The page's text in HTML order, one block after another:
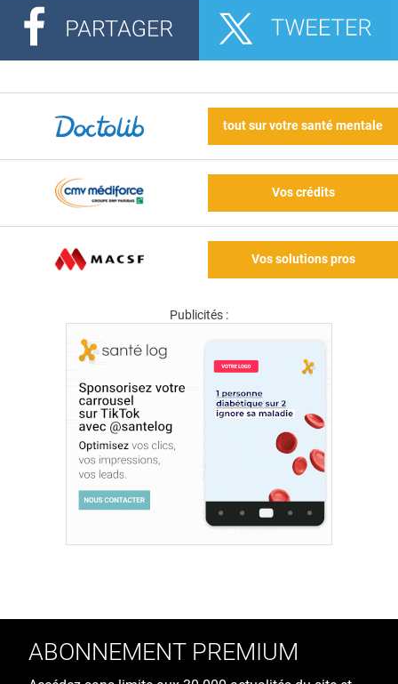
tout sur votre santé mentale
Vos crédits
Vos solutions pros
Publicités :
ABONNEMENT PREMIUM